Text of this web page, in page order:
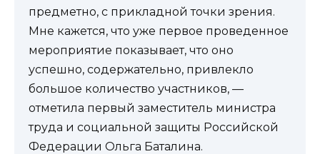
предметно, с прикладной точки зрения.
Мне кажется, что уже первое проведенное
мероприятие показывает, что оно
успешно, содержательно, привлекло
большое количество участников, —
отметила первый заместитель министра
труда и социальной защиты Российской
Федерации Ольга Баталина.